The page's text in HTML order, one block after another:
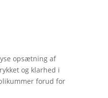
opsætning af
og klarhed i
forud for